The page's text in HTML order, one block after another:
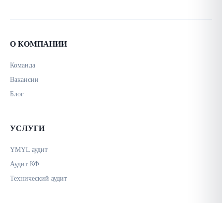
О КОМПАНИИ
Команда
Вакансии
Блог
УСЛУГИ
YMYL аудит
Аудит КФ
Технический аудит